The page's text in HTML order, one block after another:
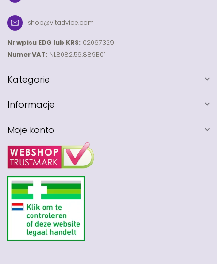
shop@vitadvice.com
Nr wpisu EDG lub KRS: 02067329
Numer VAT: NL8082.56.889B01
Kategorie
Informacje
Moje konto